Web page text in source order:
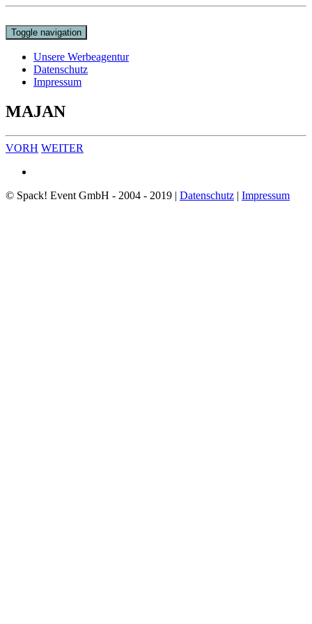
Toggle navigation
Unsere Werbeagentur
Datenschutz
Impressum
MAJAN
VORH WEITER
© Spack! Event GmbH - 2004 - 2019 | Datenschutz | Impressum